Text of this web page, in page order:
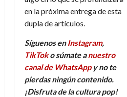
en la próxima entrega de esta
dupla de artículos.
Síguenos enInstagram,
TikToko súmate anuestro
canal de WhatsAppy no te
pierdas ningún contenido.
¡Disfruta de laculturapop!